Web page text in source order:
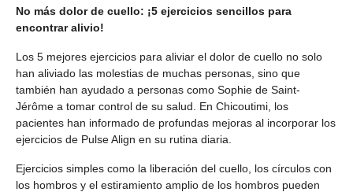
No más dolor de cuello: ¡5 ejercicios sencillos para
encontrar alivio!
Los 5 mejores ejercicios para aliviar el dolor de cuello no solo
han aliviado las molestias de muchas personas, sino que
también han ayudado a personas como Sophie de Saint-
Jérôme a tomar control de su salud. En Chicoutimi, los
pacientes han informado de profundas mejoras al incorporar los
ejercicios de Pulse Align en su rutina diaria.
Ejercicios simples como la liberación del cuello, los círculos con
los hombros y el estiramiento amplio de los hombros pueden